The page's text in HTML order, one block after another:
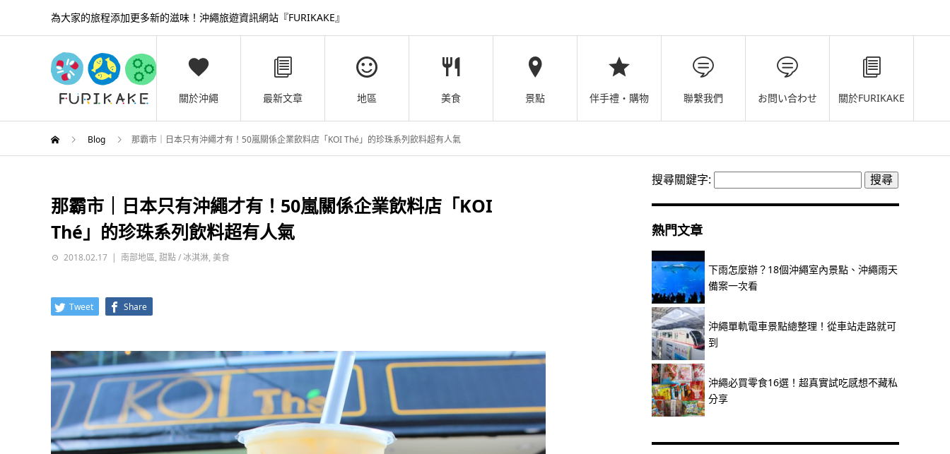
為大家的旅程添加更多新的滋味！沖繩旅遊資訊網站『FURIKAKE』
關於沖繩 最新文章 地區 美食 景點 伴手禮・購物 聯繫我們 お問い合わせ 關於FURIKAKE
Blog 那霸市｜日本只有沖繩才有！50嵐關係企業飲料店「KOI Thé」的珍珠系列飲料超有人氣
那霸市｜日本只有沖繩才有！50嵐關係企業飲料店「KOI
Thé」的珍珠系列飲料超有人氣
2018.02.17 南部地區, 甜點 / 冰淇淋, 美食
Tweet Share
搜尋關鍵字:
熱門文章
下雨怎麼辦？18個沖繩室內景點、沖繩雨天
備案一次看
沖繩單軌電車景點總整理！從車站走路就可
到
沖繩必買零食16選！超真實試吃感想不藏私
分享